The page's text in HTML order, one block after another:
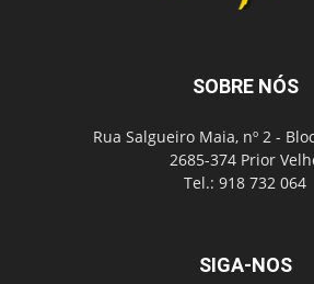
SOBRE NÓS
Rua Salgueiro Maia, nº 2 -
2685-374 Prior
Tel.: 918 732 064
SIGA-NOS